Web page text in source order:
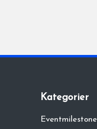
Kategorier